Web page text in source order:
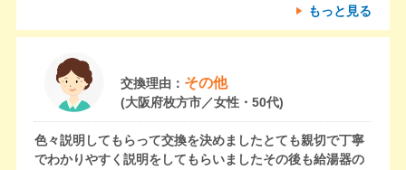
もっと見る
交換理由： その他
(大阪府枚方市／女性・50代)
色々説明してもらって交換を決めましたとても親切で丁寧
でわかりやすく説明をしてもらいましたその後も給湯器の